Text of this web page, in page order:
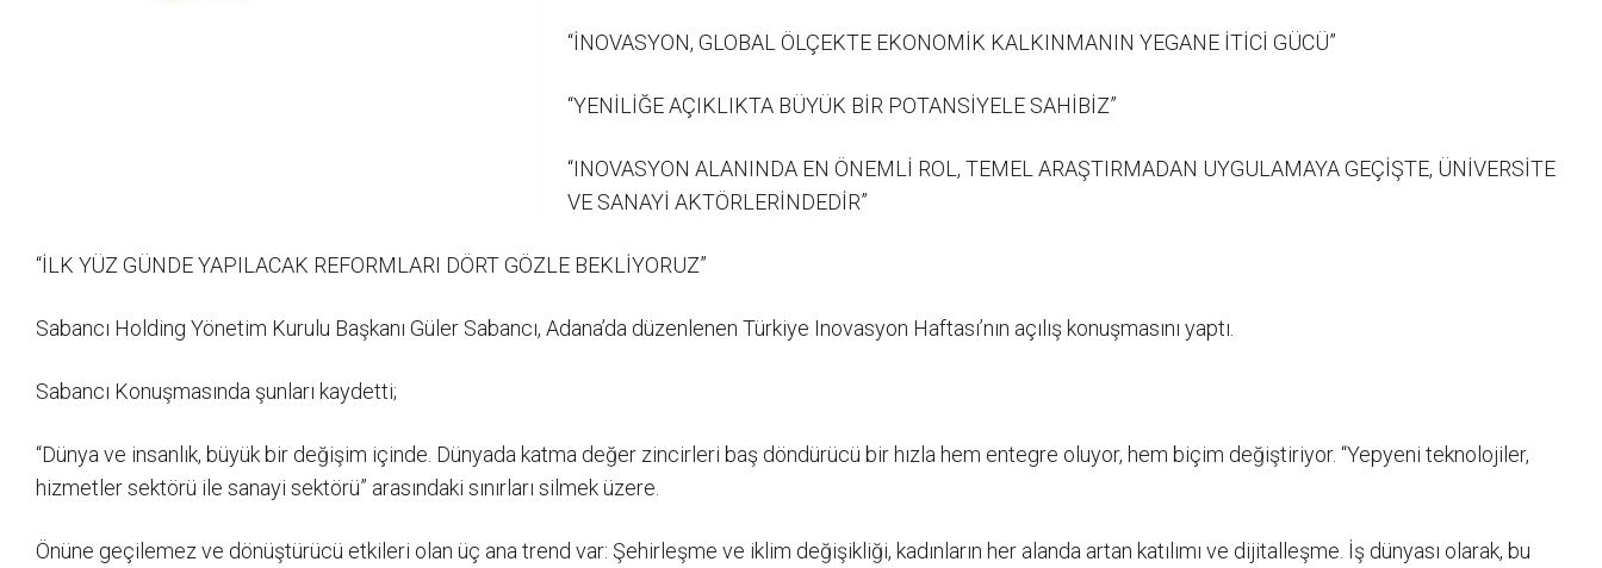
“İNOVASYON, GLOBAL ÖLÇEKTE EKONOMİK KALKINMANIN YEGANE İTİCİ GÜCÜ”
“YENİLİĞE AÇIKLIKTA BÜYÜK BİR POTANSİYELE SAHİBİZ”
“INOVASYON ALANINDA EN ÖNEMLİ ROL, TEMEL ARAŞTIRMADAN UYGULAMAYA GEÇİŞTE, ÜNİVERSİTE
VE SANAYİ AKTÖRLERİNDEDİR”
“İLK YÜZ GÜNDE YAPILACAK REFORMLARI DÖRT GÖZLE BEKLİYORUZ”
Sabancı Holding Yönetim Kurulu Başkanı Güler Sabancı, Adana’da düzenlenen Türkiye Inovasyon Haftası’nın açılış konuşmasını yaptı.
Sabancı Konuşmasında şunları kaydetti;
“Dünya ve insanlık, büyük bir değişim içinde. Dünyada katma değer zincirleri baş döndürücü bir hızla hem entegre oluyor, hem biçim değiştiriyor. “Yepyeni teknolojiler,
hizmetler sektörü ile sanayi sektörü” arasındaki sınırları silmek üzere.
Önüne geçilemez ve dönüştürücü etkileri olan üç ana trend var: Şehirleşme ve iklim değişikliği, kadınların her alanda artan katılımı ve dijitalleşme. İş dünyası olarak, bu